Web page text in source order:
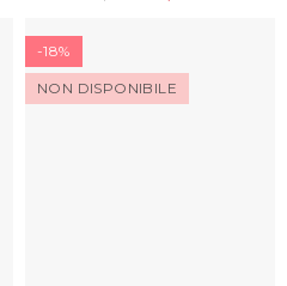
-18%
NON DISPONIBILE